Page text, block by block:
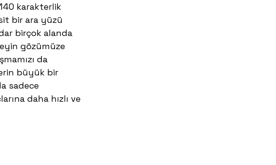
140 karakterlik
bir ara yüzü
birçok alanda
gözümüze
da
büyük bir
sadece
daha hızlı ve